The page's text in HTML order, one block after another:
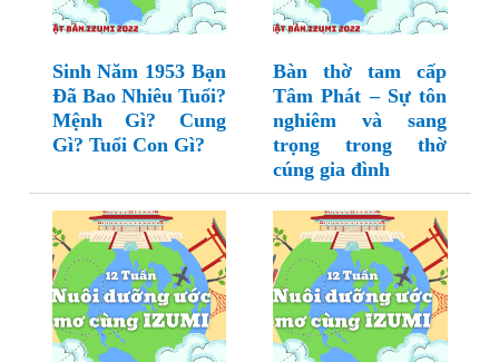
Sinh Năm 1953 Bạn
Đã Bao Nhiêu Tuổi?
Mệnh Gì? Cung
Gì? Tuổi Con Gì?
Bàn thờ tam cấp
Tâm Phát – Sự tôn
nghiêm và sang
trọng trong thờ
cúng gia đình